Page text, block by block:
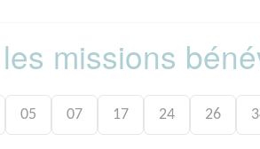
missions
05 07 17 24 26